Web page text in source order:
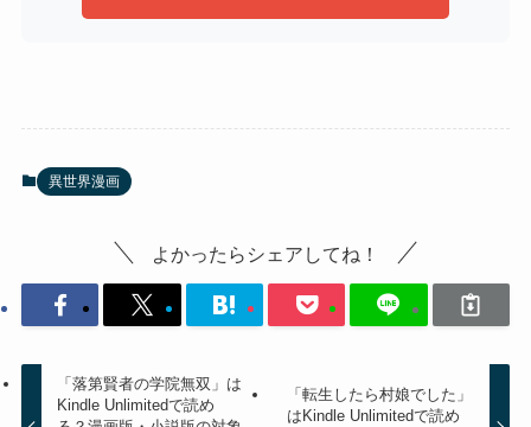
異世界漫画
よかったらシェアしてね！
「落第賢者の学院無双」は
Kindle Unlimitedで読め
「転生したら村娘でした」
はKindle Unlimitedで読め